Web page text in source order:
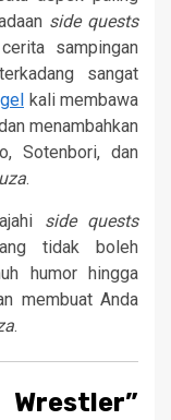
side quests
sampingan
sangat
kali membawa
menambahkan
Sotenbori, dan
.
side quests
tidak boleh
humor hingga
membuat Anda
.